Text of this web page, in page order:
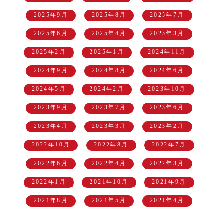
2025年9月 2025年8月 2025年7月
2025年6月 2025年4月 2025年3月
2025年2月 2025年1月 2024年11月
2024年9月 2024年8月 2024年6月
2024年5月 2024年2月 2023年10月
2023年9月 2023年7月 2023年6月
2023年4月 2023年3月 2023年2月
2022年10月 2022年8月 2022年7月
2022年6月 2022年4月 2022年3月
2022年1月 2021年10月 2021年9月
2021年8月 2021年5月 2021年4月